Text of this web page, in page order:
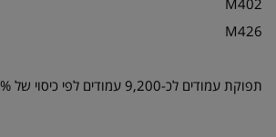
M426
תפוקת עמודים לכ-9,200 עמודים לפי כיסוי של 5%